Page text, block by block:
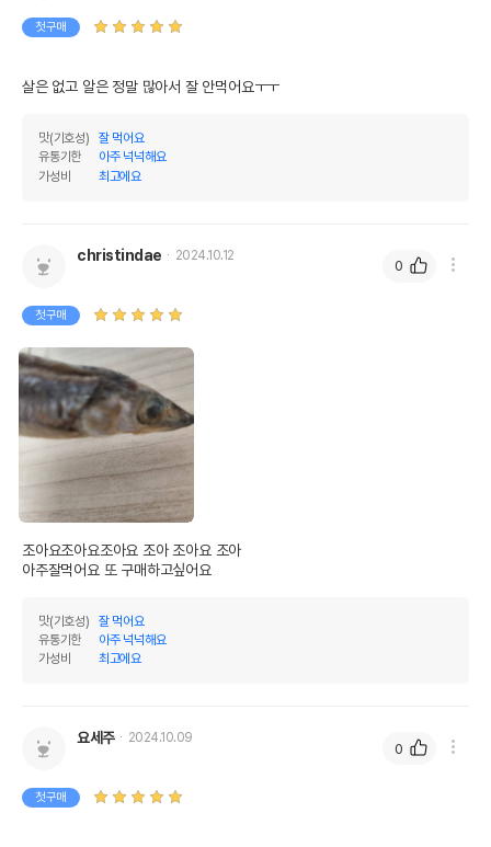
유통기한
첫구매
살은 없고 알은 정말 많아서 잘 안먹어요ㅜㅜ
맛(기호성)
잘 먹어요
유통기한
아주 넉넉해요
가성비
최고에요
christindae 2024.10.12
첫구매
조아요조아요조아요 조아 조아요 조아
아주잘먹어요 또 구매하고싶어요
맛(기호성)
잘 먹어요
유통기한
아주 넉넉해요
가성비
최고에요
0
요세주 2024.10.09
첫구매
0